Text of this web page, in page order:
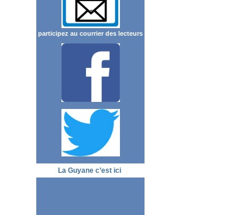
participez au courrier des lecteurs
La Guyane c’est ici